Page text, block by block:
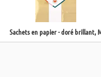
Sachets en papier - doré brillant,